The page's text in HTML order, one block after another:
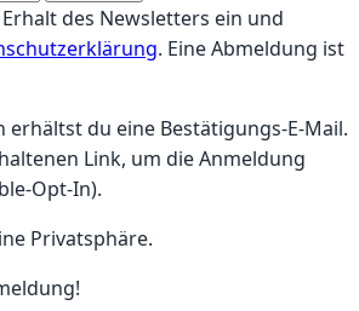
des Newsletters ein und
. Eine Abmeldung ist
erhältst du eine Bestätigungs-E-Mail.
Link, um die Anmeldung
Opt-In).
Privatsphäre.